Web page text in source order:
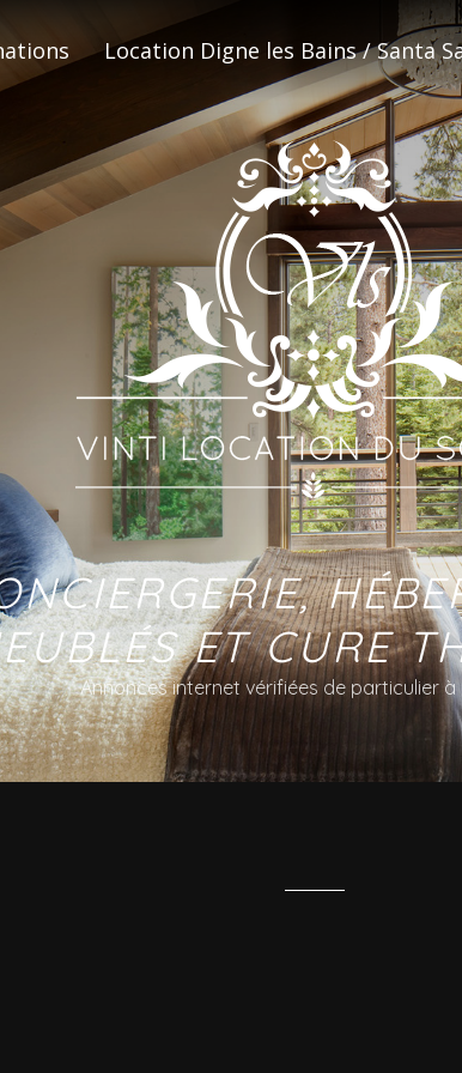
HOME
Location Digne les Bains / Santa
ET CURE
Annonces internet vérifiées de particulier